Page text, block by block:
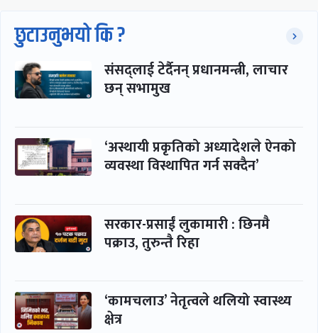
छुटाउनुभयो कि ?
संसद्लाई टेर्दैनन् प्रधानमन्त्री, लाचार
छन् सभामुख
‘अस्थायी प्रकृतिको अध्यादेशले ऐनको
व्यवस्था विस्थापित गर्न सक्दैन’
सरकार-प्रसाईं लुकामारी : छिनमै
पक्राउ, तुरुन्तै रिहा
‘कामचलाउ’ नेतृत्वले थलियो स्वास्थ्य
क्षेत्र